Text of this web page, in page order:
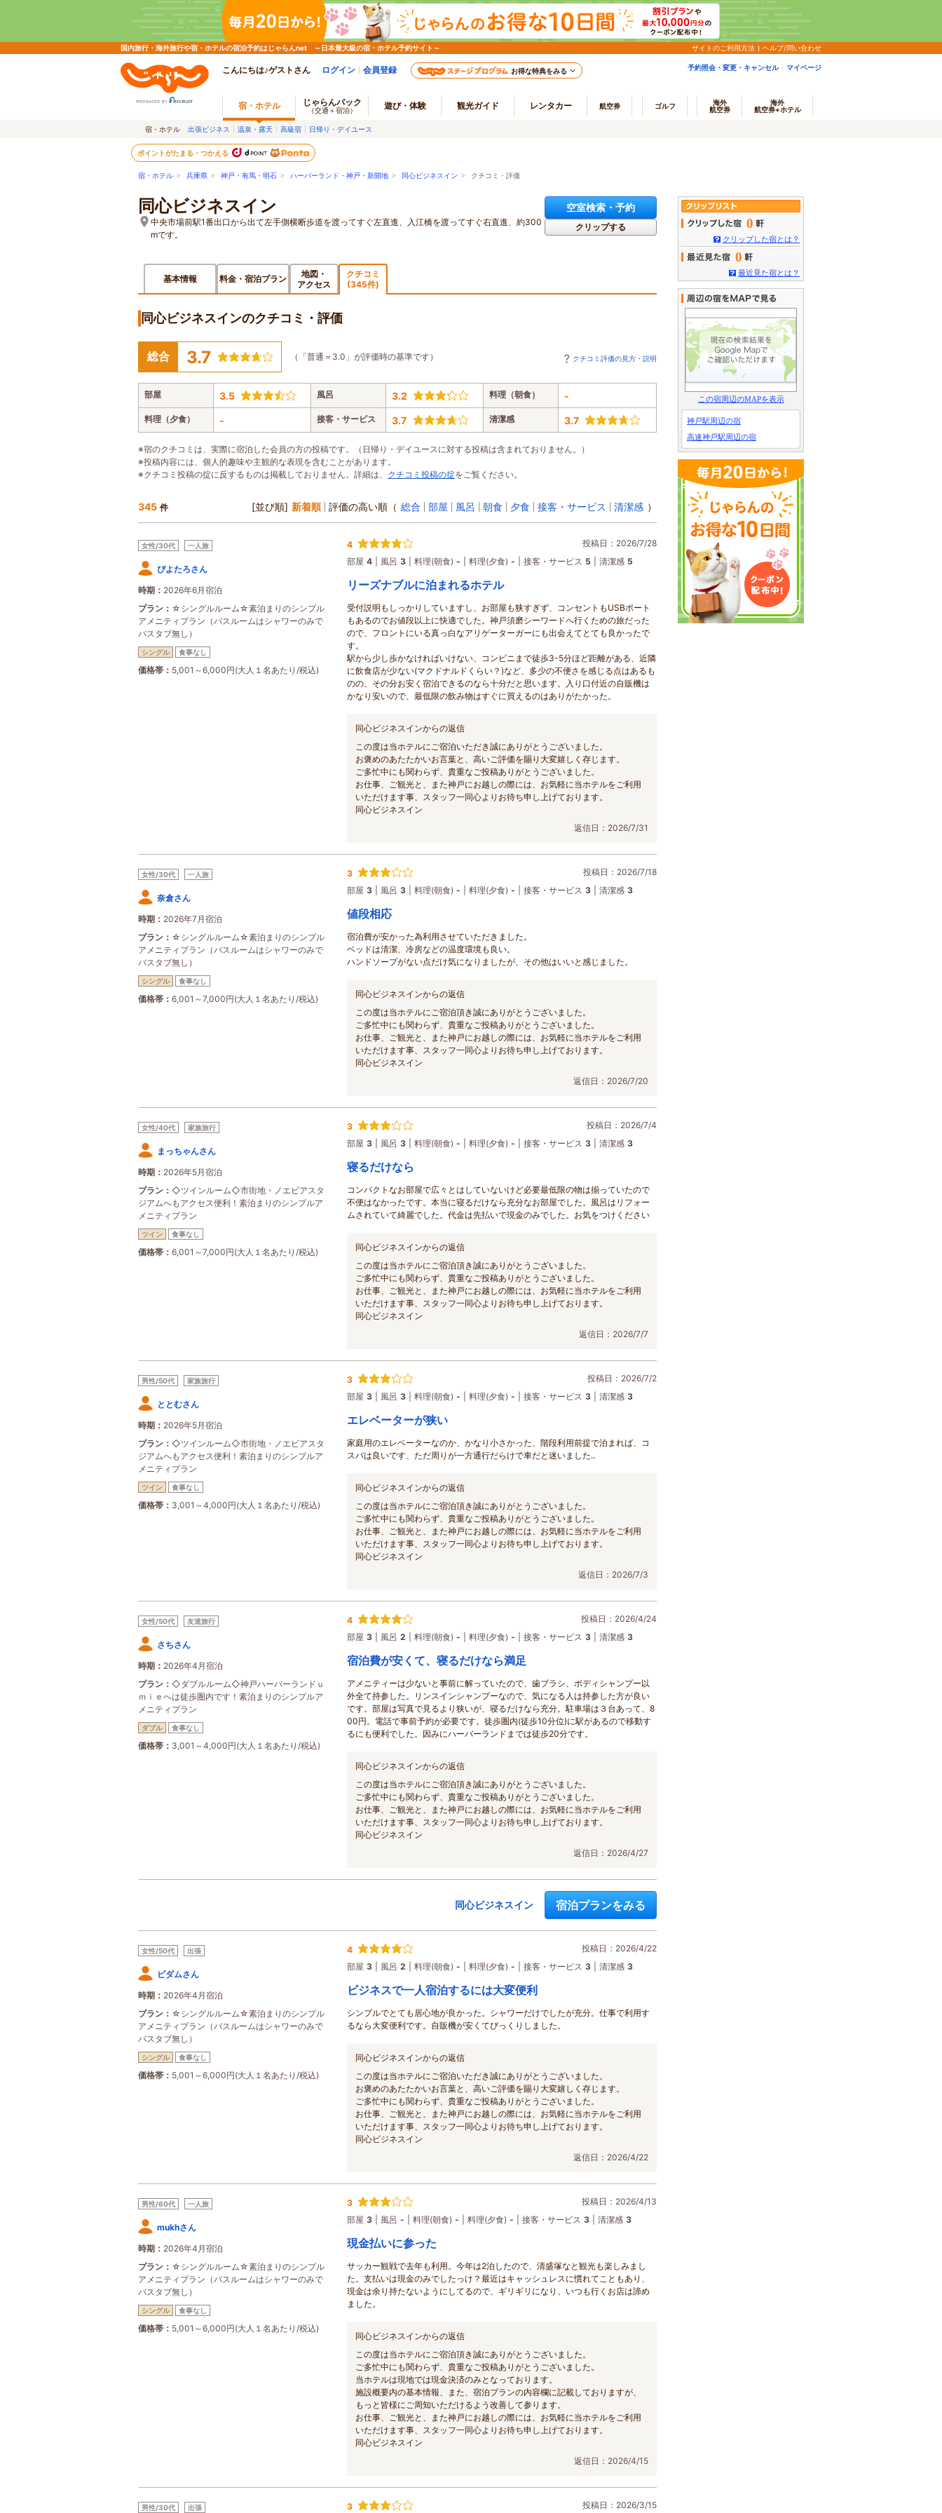
国内旅行・海外旅行や宿・ホテルの宿泊予約はじゃらんnet ～日本最大級の宿・ホテル予約サイト～ サイトのご利用方法 ヘルプ/問い合わせ
こんにちは♪ゲストさん ログイン 会員登録 お得な特典をみる 予約照会・変更・キャンセル マイページ
宿・ホテル じゃらんパック
（交通＋宿泊） 遊び・体験 観光ガイド レンタカー 航空券 ゴルフ
海外
航空券
海外
航空券+ホテル
宿・ホテル 出張ビジネス 温泉・露天 高級宿 日帰り・デイユース
ポイントがたまる・つかえる
宿・ホテル > 兵庫県 > 神戸・有馬・明石 > ハーバーランド・神戸・新開地 > 同心ビジネスイン > クチコミ・評価
同心ビジネスイン
中央市場前駅1番出口から出て左手側横断歩道を渡ってすぐ左直進、入江橋を渡ってすぐ右直進、約300
mです。
空室検索・予約
クリップする
基本情報 料金・宿泊プラン
地図・
アクセス
クチコミ
(345件)
同心ビジネスインのクチコミ・評価
総合 3.7 （「普通＝3.0」が評価時の基準です） クチコミ評価の見方・説明
部屋 3.5 風呂 3.2 料理（朝食） -
料理（夕食） - 接客・サービス 3.7 清潔感 3.7
※宿のクチコミは、実際に宿泊した会員の方の投稿です。（日帰り・デイユースに対する投稿は含まれておりません。）
※投稿内容には、個人的趣味や主観的な表現を含むことがあります。
※クチコミ投稿の掟に反するものは掲載しておりません。詳細は、 クチコミ投稿の掟をご覧ください。
345 件 [並び順] 新着順 評価の高い順 （ 総合 部屋 風呂 朝食 夕食 接客・サービス 清潔感 ）
女性/30代 一人旅
ぴよたろさん
時期
2026年6月宿泊
プラン
☆シングルルーム☆素泊まりのシンプル
アメニティプラン（バスルームはシャワーのみで
バスタブ無し）
シングル 食事なし
価格帯 5,001～6,000円(大人１名あたり/税込)
4
投稿日：2026/7/28
部屋 4 風呂 3 料理(朝食) - 料理(夕食) - 接客・サービス 5 清潔感 5
リーズナブルに泊まれるホテル
受付説明もしっかりしていますし、お部屋も狭すぎず、コンセントもUSBポート
もあるのでお値段以上に快適でした。神戸須磨シーワードへ行くための旅だった
ので、フロントにいる真っ白なアリゲーターガーにも出会えてとても良かったで
す。
駅から少し歩かなければいけない、コンビニまで徒歩3-5分ほど距離がある、近隣
に飲食店が少ない(マクドナルドくらい？)など、多少の不便さを感じる点はあるも
のの、その分お安く宿泊できるのなら十分だと思います。入り口付近の自販機は
かなり安いので、最低限の飲み物はすぐに買えるのはありがたかった。
同心ビジネスインからの返信
この度は当ホテルにご宿泊いただき誠にありがとうございました。
お褒めのあたたかいお言葉と、高いご評価を賜り大変嬉しく存じます。
ご多忙中にも関わらず、貴重なご投稿ありがとうございました。
お仕事、ご観光と、また神戸にお越しの際には、お気軽に当ホテルをご利用
いただけます事、スタッフ一同心よりお待ち申し上げております。
同心ビジネスイン
返信日：2026/7/31
女性/30代 一人旅
奈倉さん
時期
2026年7月宿泊
プラン
☆シングルルーム☆素泊まりのシンプル
アメニティプラン（バスルームはシャワーのみで
バスタブ無し）
シングル 食事なし
価格帯 6,001～7,000円(大人１名あたり/税込)
3
投稿日：2026/7/18
部屋 3 風呂 3 料理(朝食) - 料理(夕食) - 接客・サービス 3 清潔感 3
値段相応
宿泊費が安かった為利用させていただきました。
ベッドは清潔、冷房などの温度環境も良い。
ハンドソープがない点だけ気になりましたが、その他はいいと感じました。
同心ビジネスインからの返信
この度は当ホテルにご宿泊頂き誠にありがとうございました。
ご多忙中にも関わらず、貴重なご投稿ありがとうございました。
お仕事、ご観光と、また神戸にお越しの際には、お気軽に当ホテルをご利用
いただけます事、スタッフ一同心よりお待ち申し上げております。
同心ビジネスイン
返信日：2026/7/20
女性/40代 家族旅行
まっちゃんさん
時期
2026年5月宿泊
プラン
◇ツインルーム◇市街地・ノエビアスタ
ジアムへもアクセス便利！素泊まりのシンプルア
メニティプラン
ツイン 食事なし
価格帯 6,001～7,000円(大人１名あたり/税込)
3
投稿日：2026/7/4
部屋 3 風呂 3 料理(朝食) - 料理(夕食) - 接客・サービス 3 清潔感 3
寝るだけなら
コンパクトなお部屋で広々とはしていないけど必要最低限の物は揃っていたので
不便はなかったです。本当に寝るだけなら充分なお部屋でした。風呂はリフォー
ムされていて綺麗でした。代金は先払いで現金のみでした。お気をつけください
同心ビジネスインからの返信
この度は当ホテルにご宿泊頂き誠にありがとうございました。
ご多忙中にも関わらず、貴重なご投稿ありがとうございました。
お仕事、ご観光と、また神戸にお越しの際には、お気軽に当ホテルをご利用
いただけます事、スタッフ一同心よりお待ち申し上げております。
同心ビジネスイン
返信日：2026/7/7
男性/50代 家族旅行
ととむさん
時期
2026年5月宿泊
プラン
◇ツインルーム◇市街地・ノエビアスタ
ジアムへもアクセス便利！素泊まりのシンプルア
メニティプラン
ツイン 食事なし
価格帯 3,001～4,000円(大人１名あたり/税込)
3
投稿日：2026/7/2
部屋 3 風呂 3 料理(朝食) - 料理(夕食) - 接客・サービス 3 清潔感 3
エレベーターが狭い
家庭用のエレベーターなのか、かなり小さかった、階段利用前提で泊まれば、コ
スパは良いです、ただ周りが一方通行だらけで車だと迷いました..
同心ビジネスインからの返信
この度は当ホテルにご宿泊頂き誠にありがとうございました。
ご多忙中にも関わらず、貴重なご投稿ありがとうございました。
お仕事、ご観光と、また神戸にお越しの際には、お気軽に当ホテルをご利用
いただけます事、スタッフ一同心よりお待ち申し上げております。
同心ビジネスイン
返信日：2026/7/3
女性/50代 友達旅行
さちさん
時期
2026年4月宿泊
プラン
◇ダブルルーム◇神戸ハーバーランドｕ
ｍｉｅへは徒歩圏内です！素泊まりのシンプルア
メニティプラン
ダブル 食事なし
価格帯 3,001～4,000円(大人１名あたり/税込)
4
投稿日：2026/4/24
部屋 3 風呂 2 料理(朝食) - 料理(夕食) - 接客・サービス 3 清潔感 3
宿泊費が安くて、寝るだけなら満足
アメニティーは少ないと事前に解っていたので、歯ブラシ、ボディシャンプー以
外全て持参した。リンスインシャンプーなので、気になる人は持参した方が良い
です。部屋は写真で見るより狭いが、寝るだけなら充分。駐車場は３台あって、8
00円。電話で事前予約が必要です。徒歩圏内(徒歩10分位)に駅があるので移動す
るにも便利でした。因みにハーバーランドまでは徒歩20分です。
同心ビジネスインからの返信
この度は当ホテルにご宿泊頂き誠にありがとうございました。
ご多忙中にも関わらず、貴重なご投稿ありがとうございました。
お仕事、ご観光と、また神戸にお越しの際には、お気軽に当ホテルをご利用
いただけます事、スタッフ一同心よりお待ち申し上げております。
同心ビジネスイン
返信日：2026/4/27
同心ビジネスイン 宿泊プランをみる
女性/50代 出張
ピダムさん
時期
2026年4月宿泊
プラン
☆シングルルーム☆素泊まりのシンプル
アメニティプラン（バスルームはシャワーのみで
バスタブ無し）
シングル 食事なし
価格帯 5,001～6,000円(大人１名あたり/税込)
4
投稿日：2026/4/22
部屋 3 風呂 2 料理(朝食) - 料理(夕食) - 接客・サービス 3 清潔感 3
ビジネスで一人宿泊するには大変便利
シンプルでとても居心地が良かった。シャワーだけでしたが充分。仕事で利用す
るなら大変便利です。自販機が安くてびっくりしました。
同心ビジネスインからの返信
この度は当ホテルにご宿泊いただき誠にありがとうございました。
お褒めのあたたかいお言葉と、高いご評価を賜り大変嬉しく存じます。
ご多忙中にも関わらず、貴重なご投稿ありがとうございました。
お仕事、ご観光と、また神戸にお越しの際には、お気軽に当ホテルをご利用
いただけます事、スタッフ一同心よりお待ち申し上げております。
同心ビジネスイン
返信日：2026/4/22
男性/60代 一人旅
mukhさん
時期
2026年4月宿泊
プラン
☆シングルルーム☆素泊まりのシンプル
アメニティプラン（バスルームはシャワーのみで
バスタブ無し）
シングル 食事なし
価格帯 5,001～6,000円(大人１名あたり/税込)
3
投稿日：2026/4/13
部屋 3 風呂 - 料理(朝食) - 料理(夕食) - 接客・サービス 3 清潔感 3
現金払いに参った
サッカー観戦で去年も利用。今年は2泊したので、清盛塚なと観光も楽しみまし
た。支払いは現金のみでしたっけ？最近はキャッシュレスに慣れてこともあり、
現金は余り持たないようにしてるので、ギリギリになり、いつも行くお店は諦め
ました。
同心ビジネスインからの返信
この度は当ホテルにご宿泊頂き誠にありがとうございました。
ご多忙中にも関わらず、貴重なご投稿ありがとうございました。
当ホテルは現地では現金決済のみとなっております。
施設概要内の基本情報、また、宿泊プランの内容欄に記載しておりますが、
もっと皆様にご周知いただけるよう改善して参ります。
お仕事、ご観光と、また神戸にお越しの際には、お気軽に当ホテルをご利用
いただけます事、スタッフ一同心よりお待ち申し上げております。
同心ビジネスイン
返信日：2026/4/15
男性/30代 出張 3 投稿日：2026/3/15
0
クリップした宿とは？
0
最近見た宿とは？
この宿周辺のMAPを表示
神戸駅周辺の宿
高速神戸駅周辺の宿